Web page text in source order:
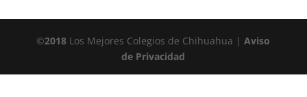
©2018 Los Mejores Colegios de Chihuahua |Aviso
de Privacidad